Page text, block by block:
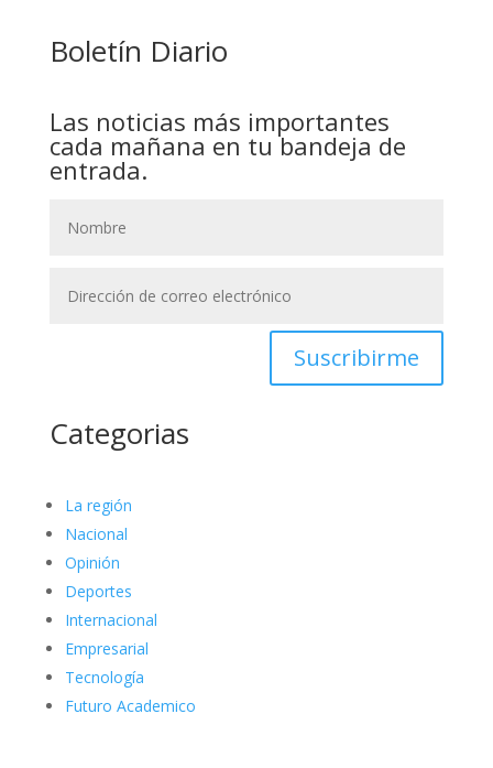
Boletín Diario
Las noticias más importantes
cada mañana en tu bandeja de
entrada.
Suscribirme
Categorias
La región
Nacional
Opinión
Deportes
Internacional
Empresarial
Tecnología
Futuro Academico